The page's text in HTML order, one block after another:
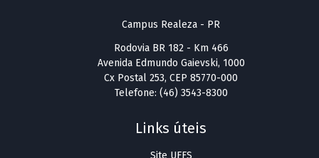
Campus Realeza - PR
Rodovia BR 182 - Km 466
Avenida Edmundo Gaievski, 1000
Cx Postal 253, CEP 85770-000
Telefone: (46) 3543-8300
Links úteis
Site UFFS